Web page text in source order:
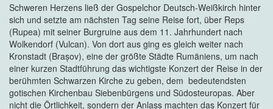
Schweren Herzens ließ der Gospelchor Deutsch-Weißkirch hinter
sich und setzte am nächsten Tag seine Reise fort, über Reps
(Rupea) mit seiner Burgruine aus dem 11. Jahrhundert nach
Wolkendorf (Vulcan). Von dort aus ging es gleich weiter nach
Kronstadt (Brașov), eine der größte Städte Rumäniens, um nach
einer kurzen Stadtführung das wichtigste Konzert der Reise in der
berühmten Schwarzen Kirche zu geben, dem bedeutendsten
gotischen Kirchenbau Siebenbürgens und Südosteuropas. Aber
nicht die Örtlichkeit, sondern der Anlass machten das Konzert für